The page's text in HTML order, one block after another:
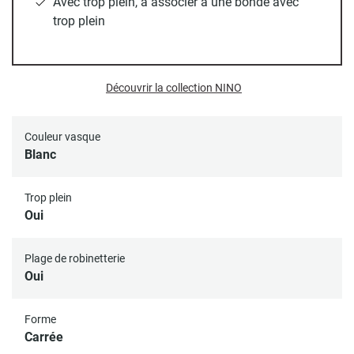
plus traditionnel. Cette vasque dispose d'une plage de
robinetterie pratique ainsi que d'un trop-plein, offrant à la
l'espace tout en offrant un volume généreux pour un usage
confortable. De plus, la céramique assure une
standard (diamètre 45 mm).
Couleur vasque
Blanc
Trop plein
Oui
Plage de robinetterie
Oui
Forme
Carrée
trop plein
Découvrir la collection NINO